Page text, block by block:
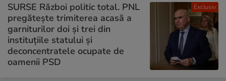
Exclusiv
SURSE Război politic total. PNL
pregătește trimiterea acasă a
garniturilor doi și trei din
instituțiile statului și
deconcentratele ocupate de
oamenii PSD